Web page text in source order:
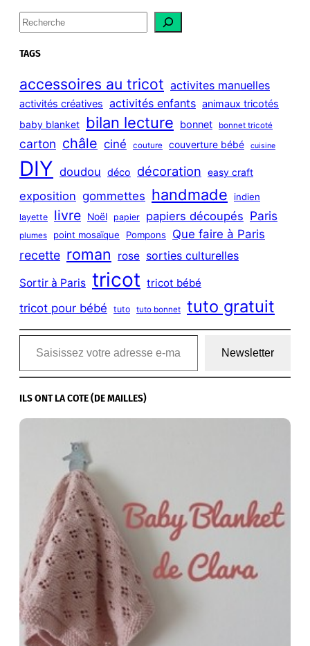
S
e
a
c
h
TAGS
accessoires au tricot activites manuelles
activités créatives activités enfants animaux tricotés
baby blanket bilan lecture bonnet bonnet tricoté
carton châle ciné couture couverture bébé cuisine
DIY doudou déco décoration easy craft
exposition gommettes handmade indien
layette livre Noël papier papiers découpés Paris
plumes point mosaïque Pompons Que faire à Paris
recette roman rose sorties culturelles
Sortir à Paris tricot tricot bébé
tricot pour bébé tuto tuto bonnet tuto gratuit
Saisissez votre adresse e-mail…
Newsletter
ILS ONT LA COTE (DE MAILLES)